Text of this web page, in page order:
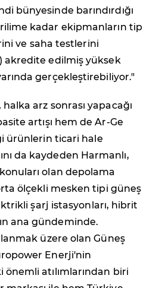
bünyesinde barındırdığı
kadar ekipmanların tip
ve saha testlerini
akredite edilmiş yüksek
gerçekleştirebiliyor."
arz sonrası yapacağı
artışı hem de Ar-Ge
ürünlerin ticari hale
da kaydeden Harmanlı,
olan depolama
ölçekli mesken tipi güneş
şarj istasyonları, hibrit
ana gündeminde.
üzere olan Güneş
Enerji'nin
atılımlarından biri